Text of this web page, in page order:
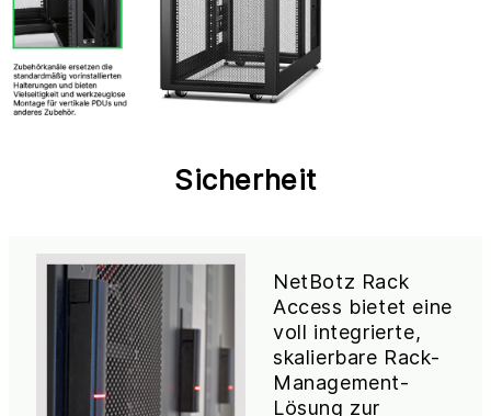
Sicherheit
NetBotz Rack
Access bietet eine
voll integrierte,
skalierbare Rack-
Management-
Lösung zur